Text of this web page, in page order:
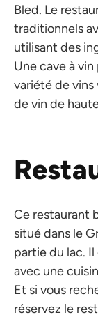
Bled. Le
traditionnels
utilisant des
Une cave à
variété de
de vin de
Ce restaurant
situé dans le
partie du lac.
avec une
Et si vous
réservez le